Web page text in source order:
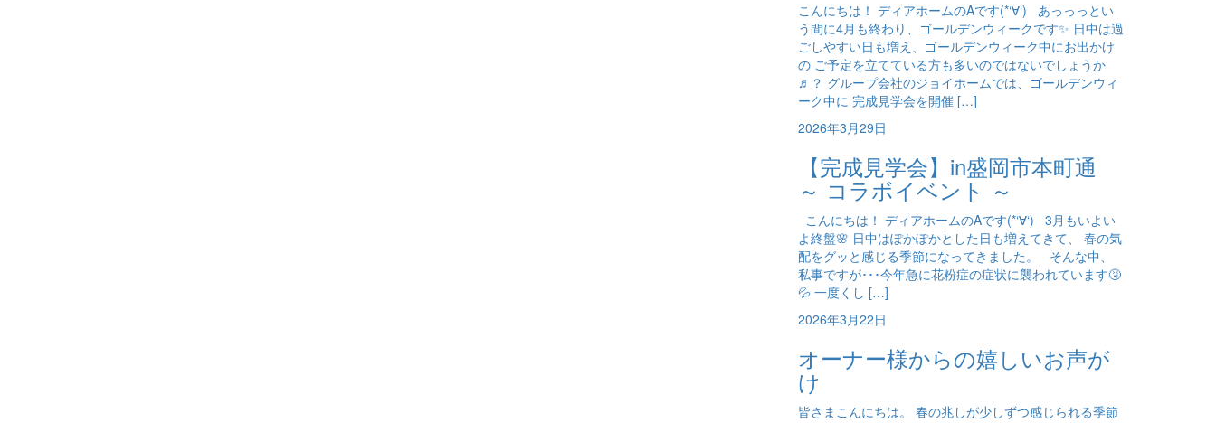
こんにちは！ ディアホームのAです(*‘∀‘) あっっっとい
う間に4月も終わり、ゴールデンウィークです✨ 日中は過
ごしやすい日も増え、ゴールデンウィーク中にお出かけ
の ご予定を立てている方も多いのではないでしょうか
♬？ グループ会社のジョイホームでは、ゴールデンウィ
ーク中に 完成見学会を開催 […]
2026年3月29日
【完成見学会】in盛岡市本町通
～ コラボイベント ～
こんにちは！ ディアホームのAです(*‘∀‘) 3月もいよい
よ終盤🌸 日中はぽかぽかとした日も増えてきて、 春の気
配をグッと感じる季節になってきました。 そんな中、
私事ですが･･･今年急に花粉症の症状に襲われています🤧
💦 一度くし […]
2026年3月22日
オーナー様からの嬉しいお声が
け
皆さまこんにちは。 春の兆しが少しずつ感じられる季節